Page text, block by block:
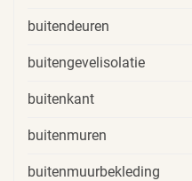
buitendeuren
buitengevelisolatie
buitenkant
buitenmuren
buitenmuurbekleding